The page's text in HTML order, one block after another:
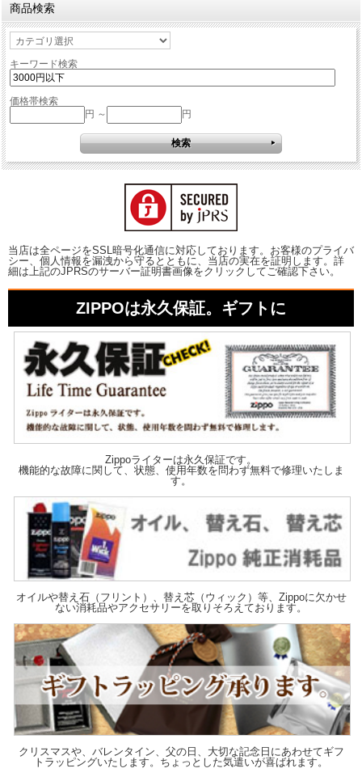
商品検索
キーワード検索
価格帯検索
円 ～
円
当店は全ページをSSL暗号化通信に対応しております。お客様のプライバ
シー、個人情報を漏洩から守るとともに、当店の実在を証明します。詳
細は上記のJPRSのサーバー証明書画像をクリックしてご確認下さい。
ZIPPOは永久保証。ギフトに
Zippoライターは永久保証です。
機能的な故障に関して、状態、使用年数を問わず無料で修理いたしま
す。
オイルや替え石（フリント）、替え芯（ウィック）等、Zippoに欠かせ
ない消耗品やアクセサリーを取りそろえております。
クリスマスや、バレンタイン、父の日、大切な記念日にあわせてギフ
トラッピングいたします。ちょっとした気遣いが喜ばれます。